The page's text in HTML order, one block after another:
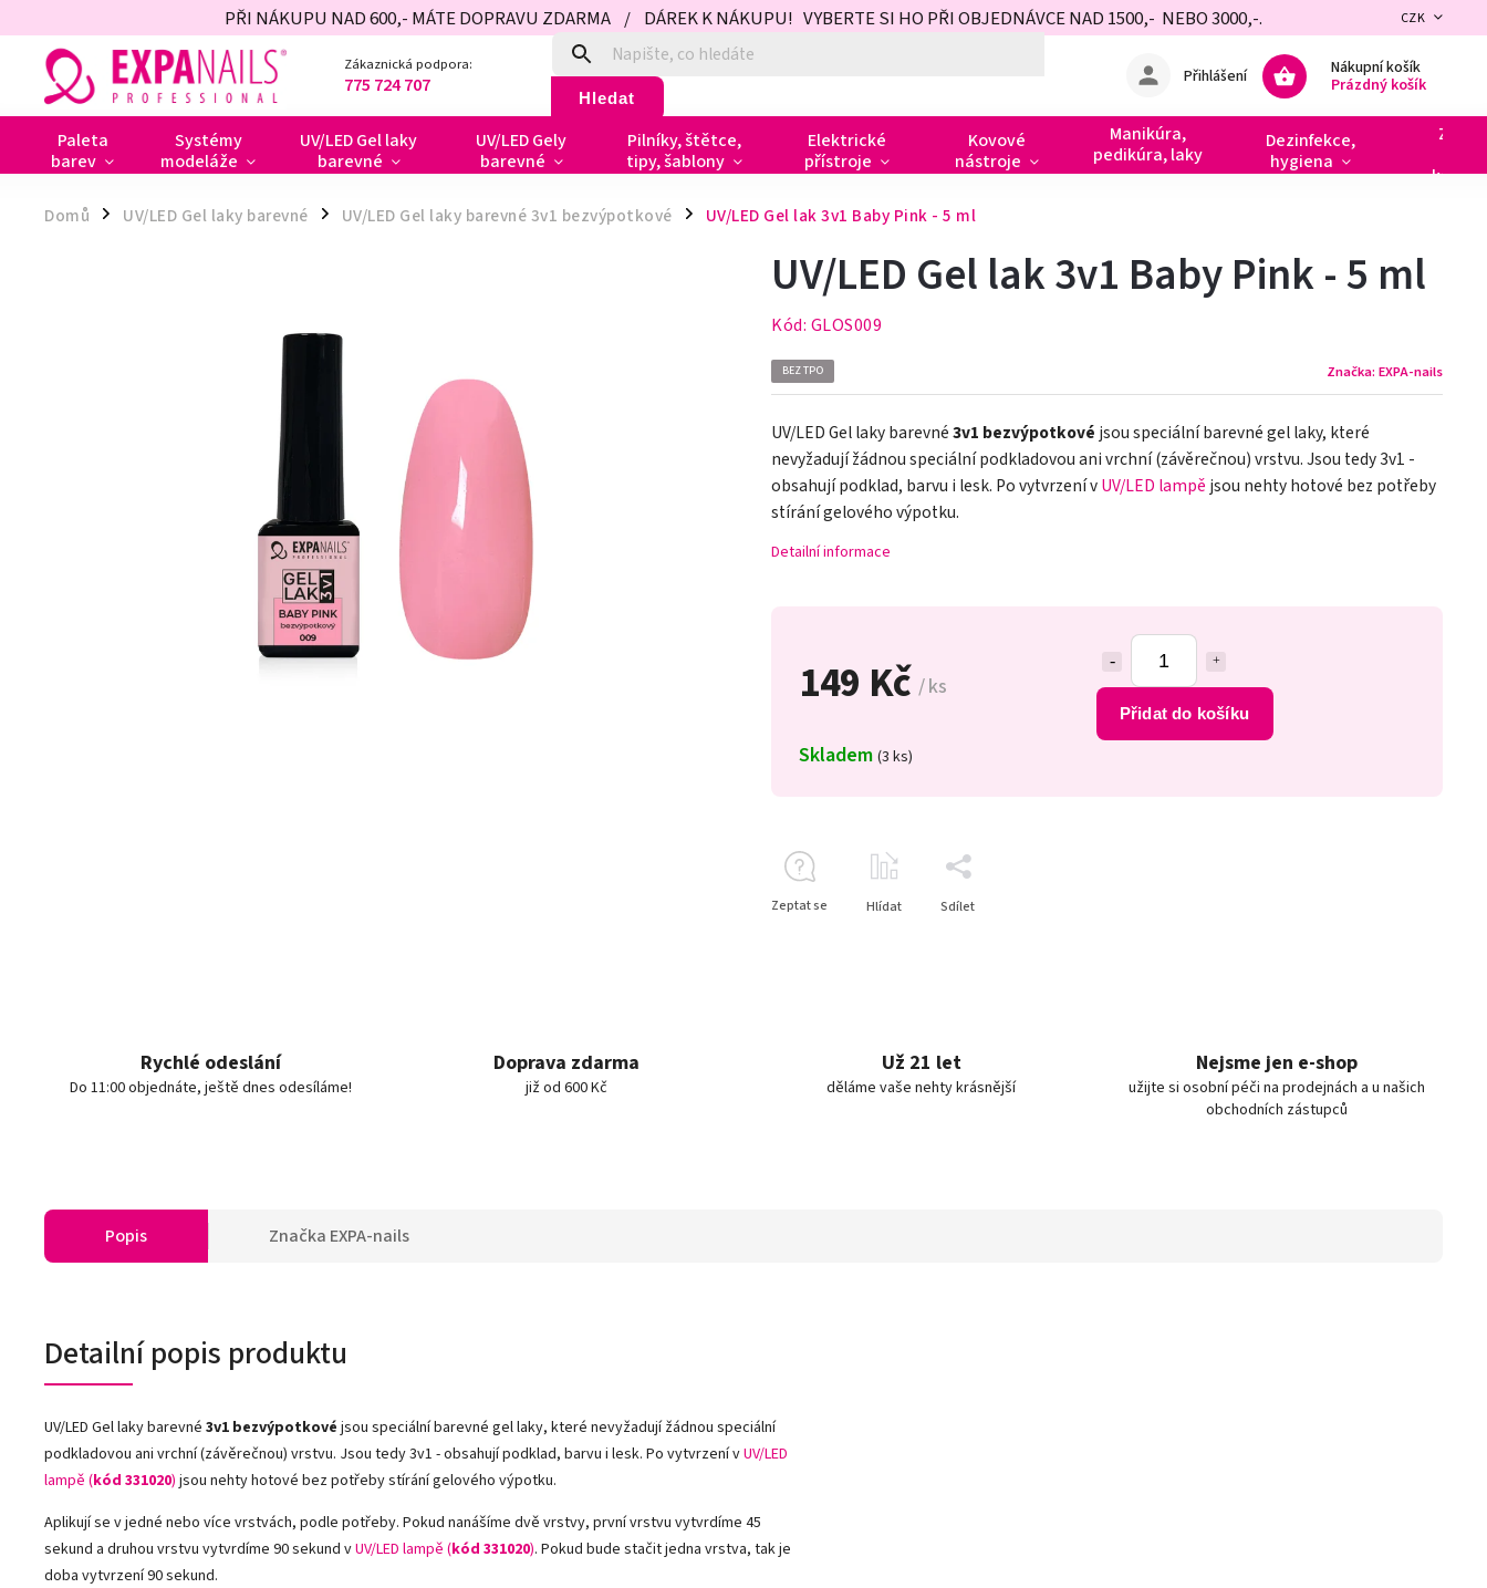
PŘI NÁKUPU NAD 600,- MÁTE DOPRAVU ZDARMA / DÁREK K NÁKUPU! VYBERTE SI HO PŘI OBJEDNÁVCE NAD 1500,- NEBO 3000,-. CZK
Zákaznická podpora:
775 724 707 Hledat
Nákupní košík
Prázdný košík
Přihlášení
Paleta
barev
Systémy
modeláže
UV/LED Gel laky
barevné
UV/LED Gely
barevné
Pilníky, štětce,
tipy, šablony
Elektrické
přístroje
Kovové
nástroje
Manikúra,
pedikúra, laky
Dezinfekce,
hygiena
Domů / UV/LED Gel laky barevné / UV/LED Gel laky barevné 3v1 bezvýpotkové / UV/LED Gel lak 3v1 Baby Pink - 5 ml
149 Kč / ks
Přidat do košíku
Skladem (3 ks)
UV/LED Gel lak 3v1 Baby Pink - 5 ml
Kód: GLOS009
BEZ TPO Značka: EXPA-nails
UV/LED Gel laky barevné3v1 bezvýpotkové jsou speciální barevné gel laky, které
nevyžadují žádnou speciální podkladovou ani vrchní (závěrečnou) vrstvu. Jsou tedy 3v1 -
obsahují podklad, barvu i lesk. Po vytvrzení vUV/LED lampě jsou nehty hotové bez potřeby
stírání gelového výpotku.
Detailní informace
Zeptat se Hlídat Sdílet
Rychlé odeslání
Do 11:00 objednáte, ještě dnes odesíláme!
Doprava zdarma
již od 600 Kč
Už 21 let
děláme vaše nehty krásnější
Nejsme jen e-shop
užijte si osobní péči na prodejnách a u našich
obchodních zástupců
Popis Značka EXPA-nails
Detailní popis produktu
UV/LED Gel laky barevné 3v1 bezvýpotkové jsou speciální barevné gel laky, které nevyžadují žádnou speciální
podkladovou ani vrchní (závěrečnou) vrstvu. Jsou tedy 3v1 - obsahují podklad, barvu i lesk. Po vytvrzení vUV/LED
lampě (kód 331020) jsou nehty hotové bez potřeby stírání gelového výpotku.
Aplikují se v jedné nebo více vrstvách, podle potřeby. Pokud nanášíme dvě vrstvy, první vrstvu vytvrdíme 45
sekund a druhou vrstvu vytvrdíme 90 sekund vUV/LED lampě (kód 331020). Pokud bude stačit jedna vrstva, tak je
doba vytvrzení 90 sekund.